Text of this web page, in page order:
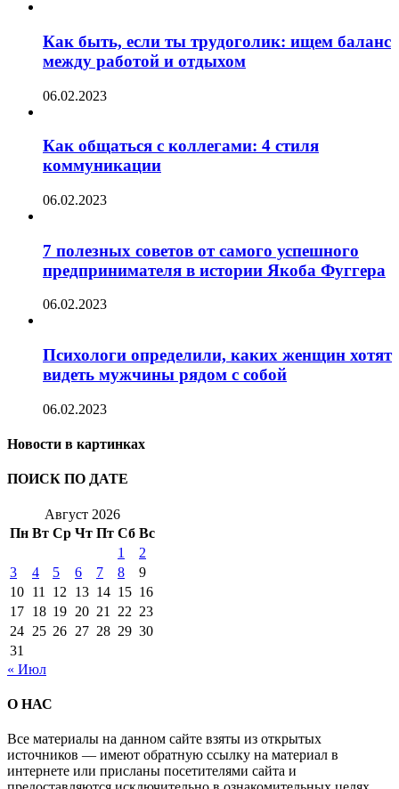
Как быть, если ты трудоголик: ищем баланс
между работой и отдыхом
06.02.2023
Как общаться с коллегами: 4 стиля
коммуникации
06.02.2023
7 полезных советов от самого успешного
предпринимателя в истории Якоба Фуггера
06.02.2023
Психологи определили, каких женщин хотят
видеть мужчины рядом с собой
06.02.2023
Новости в картинках
ПОИСК ПО ДАТЕ
Август 2026
Пн Вт Ср Чт Пт Сб Вс
1
2
3
4 5 6 7 8
9
10 11 12 13 14 15 16
17 18 19 20 21 22 23
24 25 26 27 28 29 30
31
« Июл
О НАС
Все материалы на данном сайте взяты из открытых
источников — имеют обратную ссылку на материал в
интернете или присланы посетителями сайта и